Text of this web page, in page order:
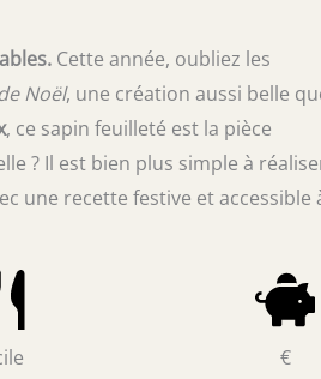
Cette année, oubliez les
Noël, une création aussi belle
, ce sapin feuilleté est la pièce
? Il est bien plus simple à
une recette festive et accessible
€